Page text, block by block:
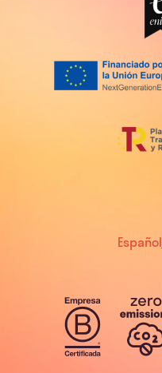
Español